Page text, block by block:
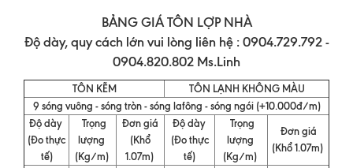
BẢNG GIÁ TÔN LỢP NHÀ
Độ dày, quy cách lớn vui lòng liên hệ : 0904.729.792 -
0904.820.802 Ms.Linh
TÔN KẼM
TÔN LẠNH KHÔNG MÀU
9 sóng vuông - sóng tròn - sóng lafông - sóng ngói (+10.000đ/m)
Độ dày
(Đo thực
tế)
Trọng
lượng
(Kg/m)
Đơn giá
(Khổ
1.07m)
Độ dày
(Đo thực
tế)
Trọng
lượng
(Kg/m)
Đơn giá
(Khổ 1.07m)